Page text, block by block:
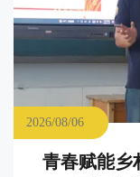
青春赋能乡
2026/08/06